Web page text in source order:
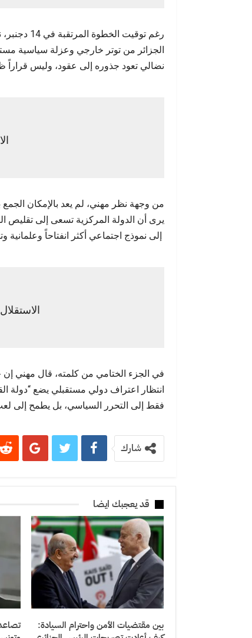
رغم توقيت
الجزائر من توتر خارجي وعزلة سياسية
نضالي تعود جذوره إلى عقود، وليس قراراً
من وجهة نظر مهني، لم يعد بالإمكان الجمع
يرى أن الدولة المركزية تسعى إلى تقليص
إلى نموذج اجتماعي أكثر انفتاحاً وعلمانية
انتظار اعتراف دولي مستقبلي يضع “دولة
فقط إلى التحرر السياسي، بل يطمح إلى لعب
شارك
قد يعجبك ايضا
بين مقتضيات الأمن واحترام السيادة:
تصاعد